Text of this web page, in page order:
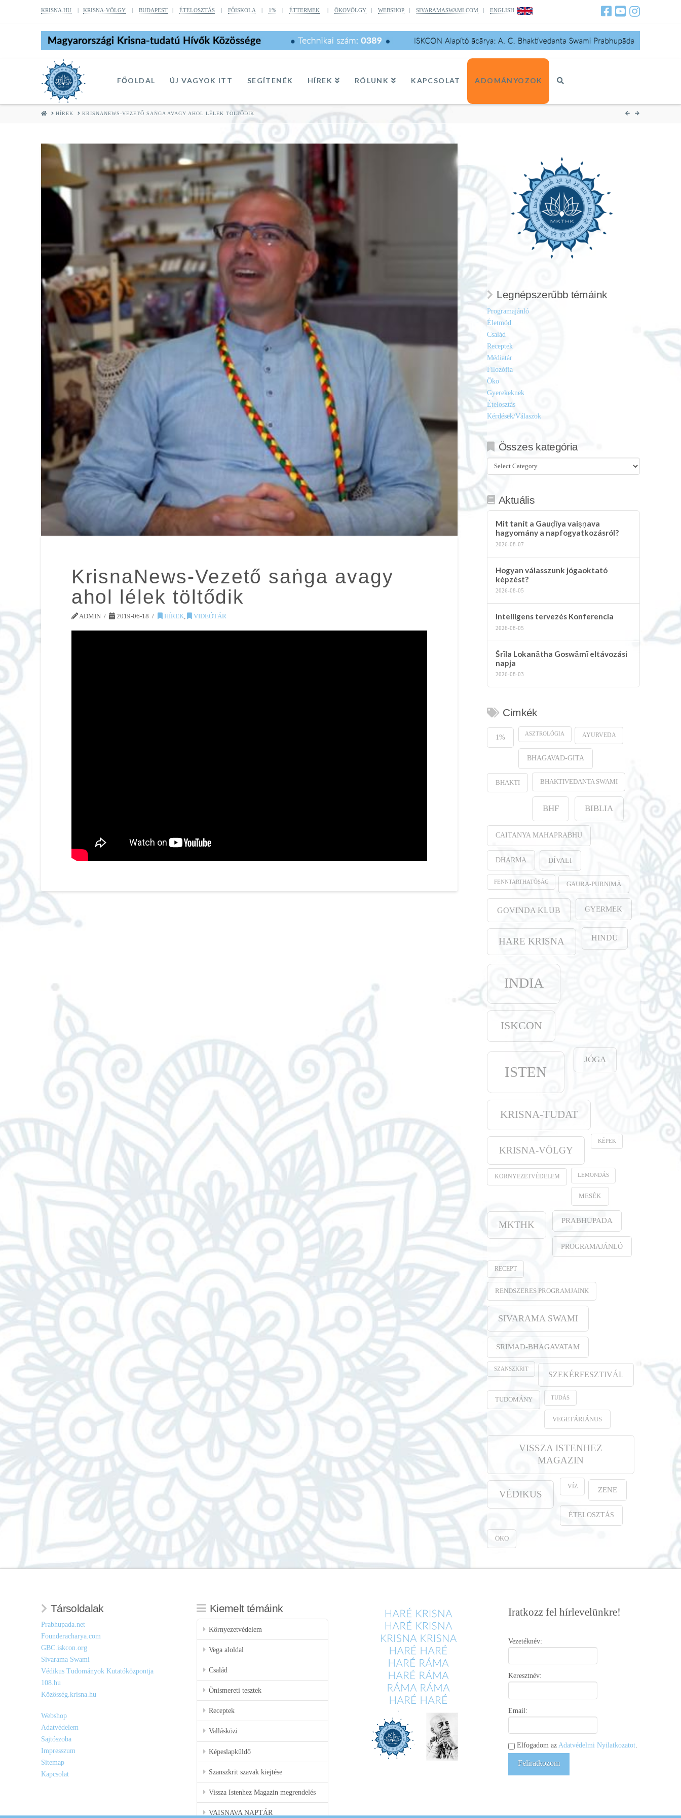
KRISNA.HU| KRISNA-VÖLGY| BUDAPEST| ÉTELOSZTÁS| FÔISKOLA| 1%| ÉTTERMEK | ÖKOVÖLGY| WEBSHOP| SIVARAMASWAMI.COM| ENGLISH
FŐOLDAL ÚJ VAGYOK ITT SEGÍTENÉK HÍREK RÓLUNK KAPCSOLAT ADOMÁNYOZOK
HOMEHÍREK KRISNANEWS-VEZETŐ SAṄGA AVAGY AHOL LÉLEK TÖLTŐDIK
KrisnaNews-Vezető saṅga avagy
ahol lélek töltődik
ADMIN 2019-06-18 HÍREK, VIDEÓTÁR
Legnépszerűbb témáink
Programajánló
Életmód
Család
Receptek
Médiatár
Filozófia
Öko
Gyerekeknek
Ételosztás
Kérdések/Válaszok
Összes kategória
Összes
kategória
Aktuális
Mit tanít a Gauḍīya vaiṣṇava
hagyomány a napfogyatkozásról?
2026-08-07
Hogyan válasszunk jógaoktató
képzést?
2026-08-05
Intelligens tervezés Konferencia
2026-08-05
Śrīla Lokanātha Goswāmī eltávozási
napja
2026-08-03
Cimkék
1% ASZTROLÓGIA AYURVEDA
BHAGAVAD-GITA
BHAKTI BHAKTIVEDANTA SWAMI
BHF BIBLIA
CAITANYA MAHAPRABHU
DHARMA DÍVALI
FENNTARTHATÓSÁG GAURA-PURṆIMĀ
GOVINDA KLUB GYERMEK
HARE KRISNA HINDU
INDIA
ISKCON
ISTEN
JÓGA
KRISNA-TUDAT
KRISNA-VÖLGY
KÉPEK
KÖRNYEZETVÉDELEM LEMONDÁS
MESÉK
MKTHK PRABHUPADA
PROGRAMAJÁNLÓ
RECEPT
RENDSZERES PROGRAMJAINK
SIVARAMA SWAMI
SRIMAD-BHAGAVATAM
SZANSZKRIT
SZEKÉRFESZTIVÁL
TUDOMÁNY TUDÁS
VEGETÁRIÁNUS
VISSZA ISTENHEZ
MAGAZIN
VÉDIKUS
VÍZ ZENE
ÉTELOSZTÁS
ÖKO
Társoldalak
Prabhupada.net
Founderacharya.com
GBC.iskcon.org
Sivarama Swami
Védikus Tudományok Kutatóközpontja
108.hu
Közösség.krisna.hu
Webshop
Adatvédelem
Sajtószoba
Impresszum
Sitemap
Kapcsolat
Kiemelt témáink
Környezetvédelem
Vega aloldal
Család
Önismereti tesztek
Receptek
Vallásközi
Képeslapküldő
Szanszkrit szavak kiejtése
Vissza Istenhez Magazin megrendelés
VAISNAVA NAPTÁR
Iratkozz fel hírlevelünkre!
Vezetéknév:
Keresztnév:
Email:
Elfogadom azAdatvédelmi Nyilatkozatot.
Feliratkozom